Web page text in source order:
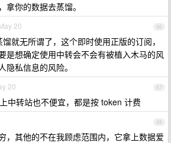
拿你的数据去蒸馏。
66
20
就无所谓了，这个即时使用正版的订阅，
是想确定使用中转会不会有被植入木马的风
隐私信息的风险。
67
20
中转站也不便宜，都是按 token 计费
68
，其他的不在我顾虑范围内，它拿上数据爱